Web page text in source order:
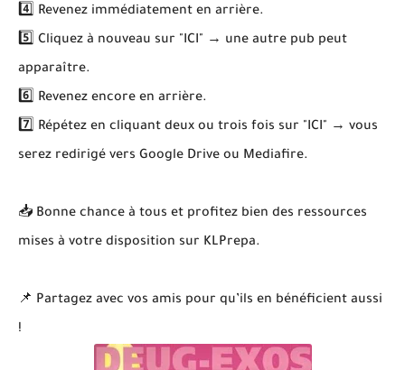
4️⃣ Revenez immédiatement en arrière.
5️⃣ Cliquez à nouveau sur "ICI" → une autre pub peut
apparaître.
6️⃣ Revenez encore en arrière.
7️⃣ Répétez en cliquant deux ou trois fois sur "ICI" → vous
serez redirigé vers Google Drive ou Mediafire.
📥 Bonne chance à tous et profitez bien des ressources
mises à votre disposition sur KLPrepa.
📌 Partagez avec vos amis pour qu’ils en bénéficient aussi
!